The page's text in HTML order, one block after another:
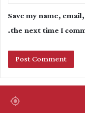
Save my name,
the next time I